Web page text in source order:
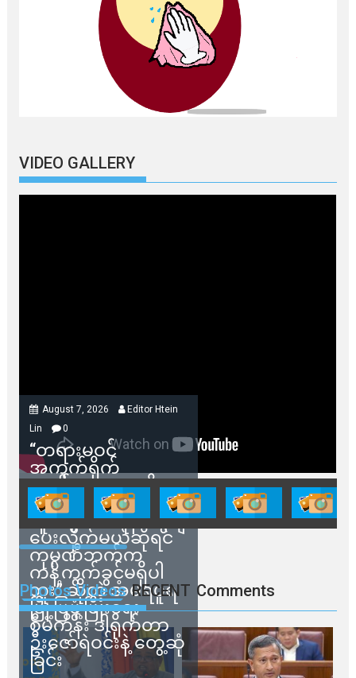
VIDEO GALLERY
August 7, 2026
Editor Htein
Lin
0
“တရားမဝင်
အကွက်ရိုက်
ရောင်းချမှုတွေကို
သက်ဆိုင်ရာတာဝန်ရှိ
သူတွေက ဂရန်တွေချ
ပေးလိုက်မယ်ဆိုရင်
ကုမ္ပဏီဘက်က
ကန့်ကွက်ခွင့်မရှိပါ
ဘူး” ဆိုတဲ့ အမရပူရ
မြို့ပြဖွံ့ဖြိုးရေး
စီမံကိန်း ဒါရိုက်တာ
ဦးဇော်ရဲဝင်းနဲ့ တွေ့ဆုံ
ခြင်း
Photos Videos RECENT Comments